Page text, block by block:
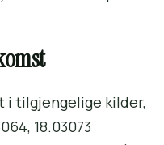
i tilgjengelige kilder,
18.03073